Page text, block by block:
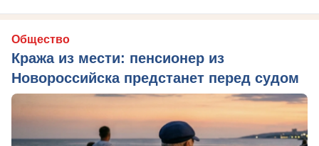
Общество
Кража из мести: пенсионер из
Новороссийска предстанет перед судом